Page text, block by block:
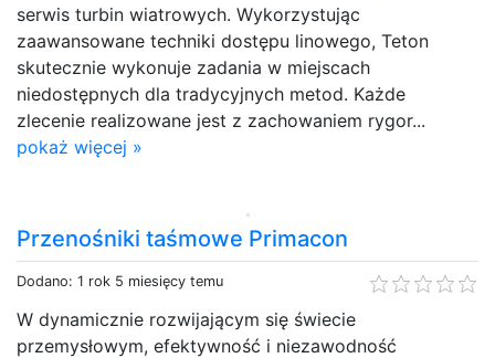
serwis turbin wiatrowych. Wykorzystując
zaawansowane techniki dostępu linowego, Teton
skutecznie wykonuje zadania w miejscach
niedostępnych dla tradycyjnych metod. Każde
zlecenie realizowane jest z zachowaniem rygor...
pokaż więcej »
Przenośniki taśmowe Primacon
Dodano: 1 rok 5 miesięcy temu
W dynamicznie rozwijającym się świecie
przemysłowym, efektywność i niezawodność